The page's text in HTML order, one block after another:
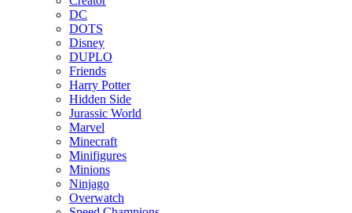
DC
DOTS
Disney
DUPLO
Friends
Harry Potter
Hidden Side
Jurassic World
Marvel
Minecraft
Minifigures
Minions
Ninjago
Overwatch